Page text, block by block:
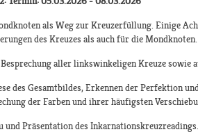
als Weg zur Kreuzerfüllung. Einige
des Kreuzes als auch für die Mondknoten.
aller linkswinkeligen Kreuze sowie
des Gesamtbildes, Erkennen der Perfektion
der Farben und ihrer häufigsten
und Präsentation des Inkarnationskreuzreadings.